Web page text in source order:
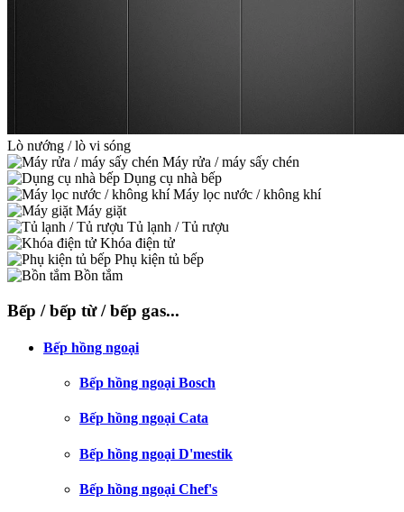
Lò nướng / lò vi sóng
Máy rửa / máy sấy chén
Dụng cụ nhà bếp
Máy lọc nước / không khí
Máy giặt
Tủ lạnh / Tủ rượu
Khóa điện tử
Phụ kiện tủ bếp
Bồn tắm
Bếp / bếp từ / bếp gas...
Bếp hồng ngoại
Bếp hồng ngoại Bosch
Bếp hồng ngoại Cata
Bếp hồng ngoại D'mestik
Bếp hồng ngoại Chef's